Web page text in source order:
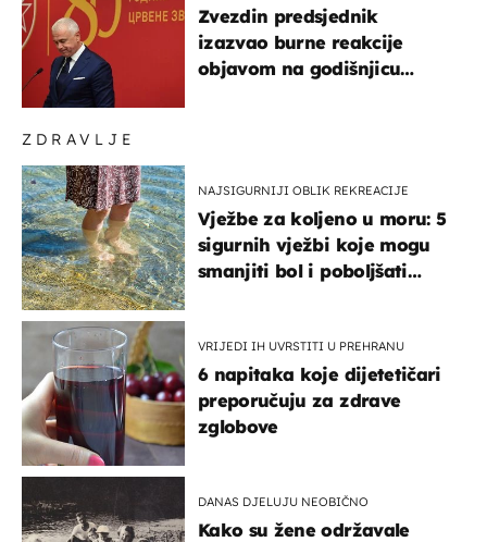
ZDRAVLJE
NAJSIGURNIJI OBLIK REKREACIJE
Vježbe za koljeno u moru: 5
sigurnih vježbi koje mogu
smanjiti bol i poboljšati
VRIJEDI IH UVRSTITI U PREHRANU
6 napitaka koje dijetetičari
preporučuju za zdrave
zglobove
DANAS DJELUJU NEOBIČNO
Kako su žene održavale
Zvezdin predsjednik
izazvao burne reakcije
objavom na godišnjicu